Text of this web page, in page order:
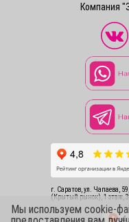
Компания
г. Саратов, ул. Чапаева,
(Крытый рынок), 1 этаж, 3
Мы используем cookie-